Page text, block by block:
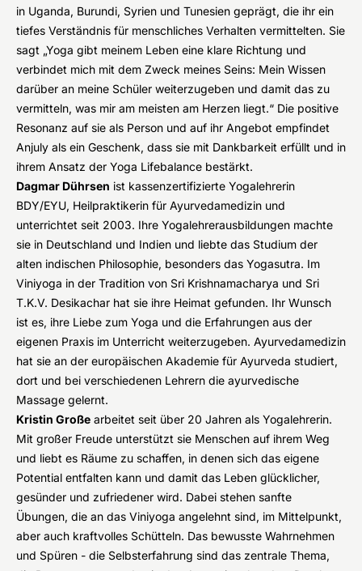
in Uganda, Burundi, Syrien und Tunesien geprägt, die ihr ein
tiefes Verständnis für menschliches Verhalten vermittelten. Sie
sagt „Yoga gibt meinem Leben eine klare Richtung und
verbindet mich mit dem Zweck meines Seins: Mein Wissen
darüber an meine Schüler weiterzugeben und damit das zu
vermitteln, was mir am meisten am Herzen liegt.“ Die positive
Resonanz auf sie als Person und auf ihr Angebot empfindet
Anjuly als ein Geschenk, dass sie mit Dankbarkeit erfüllt und in
ihrem Ansatz der Yoga Lifebalance bestärkt.
Dagmar Dührsen ist kassenzertifizierte Yogalehrerin
BDY/EYU, Heilpraktikerin für Ayurvedamedizin und
unterrichtet seit 2003. Ihre Yogalehrerausbildungen machte
sie in Deutschland und Indien und liebte das Studium der
alten indischen Philosophie, besonders das Yogasutra. Im
Viniyoga in der Tradition von Sri Krishnamacharya und Sri
T.K.V. Desikachar hat sie ihre Heimat gefunden. Ihr Wunsch
ist es, ihre Liebe zum Yoga und die Erfahrungen aus der
eigenen Praxis im Unterricht weiterzugeben. Ayurvedamedizin
hat sie an der europäischen Akademie für Ayurveda studiert,
dort und bei verschiedenen Lehrern die ayurvedische
Massage gelernt.
Kristin Große arbeitet seit über 20 Jahren als Yogalehrerin.
Mit großer Freude unterstützt sie Menschen auf ihrem Weg
und liebt es Räume zu schaffen, in denen sich das eigene
Potential entfalten kann und damit das Leben glücklicher,
gesünder und zufriedener wird. Dabei stehen sanfte
Übungen, die an das Viniyoga angelehnt sind, im Mittelpunkt,
aber auch kraftvolles Schütteln. Das bewusste Wahrnehmen
und Spüren - die Selbsterfahrung sind das zentrale Thema,